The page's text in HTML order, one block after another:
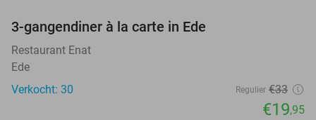
3-gangendiner à la carte in Ede
Restaurant Enat
Ede
Verkocht: 30
Regulier €33
€19,95